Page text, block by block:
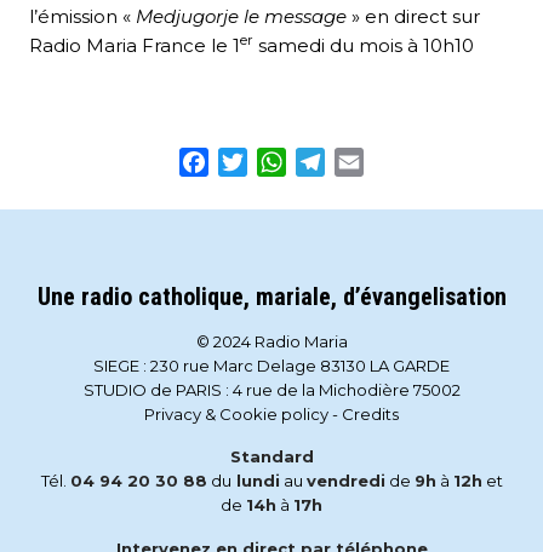
l’émission « Medjugorje le message » en direct sur
Radio Maria France le 1er samedi du mois à 10h10
Facebook
TwitterWhatsApp
Telegram
Une radio catholique, mariale, d’évangelisation
© 2024 Radio Maria
SIEGE : 230 rue Marc Delage 83130 LA GARDE
STUDIO de PARIS : 4 rue de la Michodière 75002
Privacy & Cookie policy- Credits
Standard
Tél. 04 94 20 30 88 du lundi au vendredi de 9h à 12h et
de 14h à 17h
Intervenez en direct par téléphone